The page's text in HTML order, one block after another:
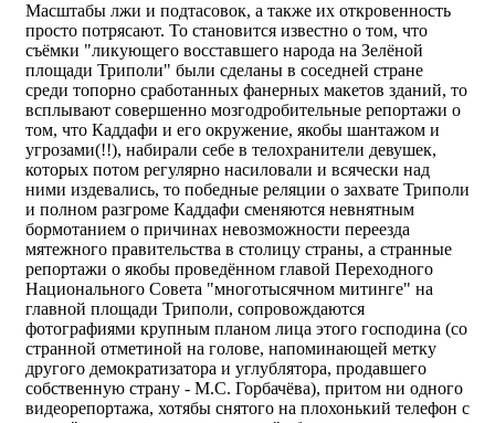
Масштабы лжи и подтасовок, а также их откровенность
просто потрясают. То становится известно о том, что
съёмки "ликующего восставшего народа на Зелёной
площади Триполи" были сделаны в соседней стране
среди топорно сработанных фанерных макетов зданий, то
всплывают совершенно мозгодробительные репортажи о
том, что Каддафи и его окружение, якобы шантажом и
угрозами(!!), набирали себе в телохранители девушек,
которых потом регулярно насиловали и всячески над
ними издевались, то победные реляции о захвате Триполи
и полном разгроме Каддафи сменяются невнятным
бормотанием о причинах невозможности переезда
мятежного правительства в столицу страны, а странные
репортажи о якобы проведённом главой Переходного
Национального Совета "многотысячном митинге" на
главной площади Триполи, сопровождаются
фотографиями крупным планом лица этого господина (со
странной отметиной на голове, напоминающей метку
другого демократизатора и углублятора, продавшего
собственную страну - М.С. Горбачёва), притом ни одного
видеорепортажа, хотябы снятого на плохонький телефон с